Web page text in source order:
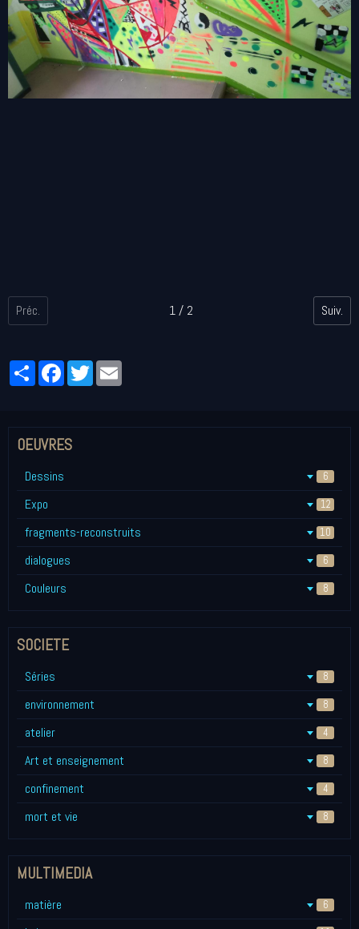
Préc. 1 / 2 Suiv.
PartagerFacebookTwitter
OEUVRES
Dessins 6
Expo 12
fragments-reconstruits 10
dialogues 6
Couleurs 8
SOCIETE
Séries 8
environnement 8
atelier 4
Art et enseignement 8
confinement 4
mort et vie 8
MULTIMEDIA
matière 6